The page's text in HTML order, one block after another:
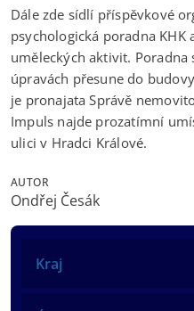
Kraj
Dále zde sídlí příspěvkové
psychologická poradna
uměleckých aktivit. Poradna
úpravách přesune do
je pronajata Správě
Impuls najde prozatímní
ulici v Hradci Králové.
AUTOR
Ondřej Česák